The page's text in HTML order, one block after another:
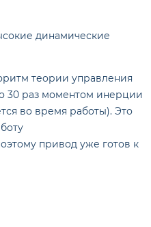
динамические
теории управления
30 раз моментом инерции
во время работы). Это
привод уже готов к